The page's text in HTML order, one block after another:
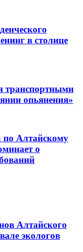
в столице
транспортными
опьянения»
по Алтайскому
о
Алтайского
экологов